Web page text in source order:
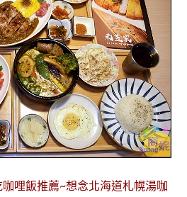
哩飯推薦~想念北海道札幌湯咖